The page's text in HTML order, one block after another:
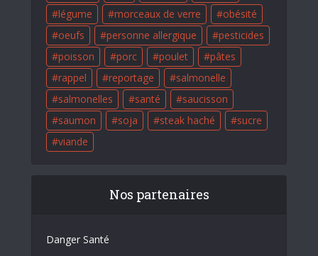
légume
morceaux de verre
obésité
oeufs
personne allergique
pesticides
poisson
porc poulet
pâtes
rappel
reportage
salmonelle
salmonelles
santé
saucisson
saumon
soja steak haché
sucre
viande
Nos partenaires
Danger Santé